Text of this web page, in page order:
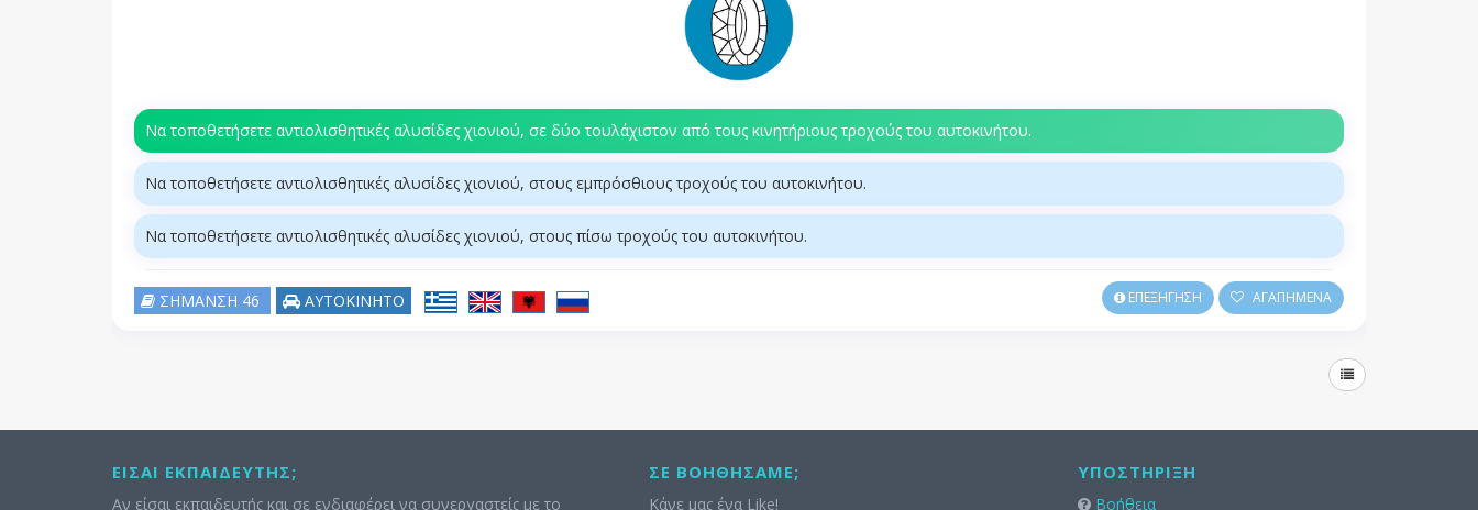
Να τοποθετήσετε αντιολισθητικές αλυσίδες χιονιού, σε δύο τουλάχιστον από τους κινητήριους τροχούς του αυτοκινήτου.
Να τοποθετήσετε αντιολισθητικές αλυσίδες χιονιού, στους εμπρόσθιους τροχούς του αυτοκινήτου.
Να τοποθετήσετε αντιολισθητικές αλυσίδες χιονιού, στους πίσω τροχούς του αυτοκινήτου.
ΣΗΜΑΝΣΗ 46 ΑΥΤΟΚΙΝΗΤΟ ΕΠΕΞΗΓΗΣΗ ΑΓΑΠΗΜΕΝΑ
ΕΊΣΑΙ ΕΚΠΑΙΔΕΥΤΉΣ;
Αν είσαι εκπαιδευτής και σε ενδιαφέρει να συνεργαστείς με το
ΣΕ ΒΟΗΘΉΣΑΜΕ;
Κάνε μας ένα Like!
ΥΠΟΣΤΉΡΙΞΗ
Βοήθεια